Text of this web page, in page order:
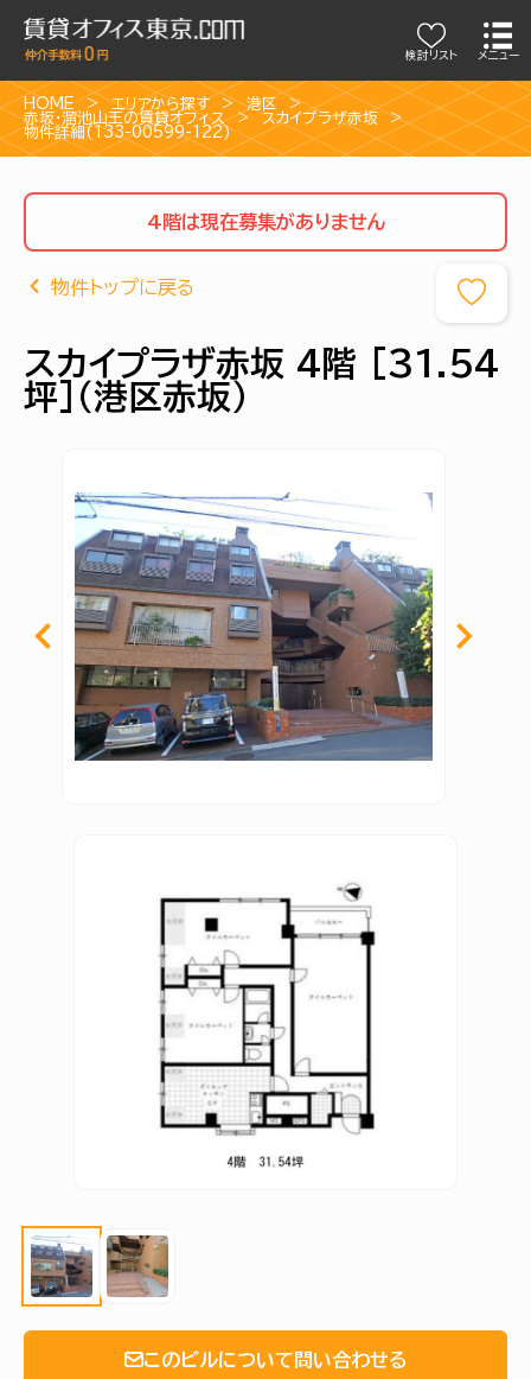
検討リスト メニュー
HOME エリアから探す
港区
赤坂・溜池山王の賃貸オフィス
スカイプラザ赤坂
物件詳細(133-00599-122)
4階は現在募集がありません
物件トップに戻る
スカイプラザ赤坂 4階 [31.54
坪]（港区赤坂）
このビルについて問い合わせる